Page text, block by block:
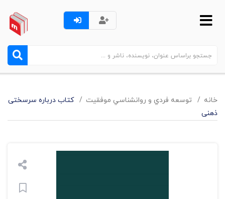
خانه توسعه فردي و روانشناسي موفقيت
کتاب درباره سرسختی
ذهنی